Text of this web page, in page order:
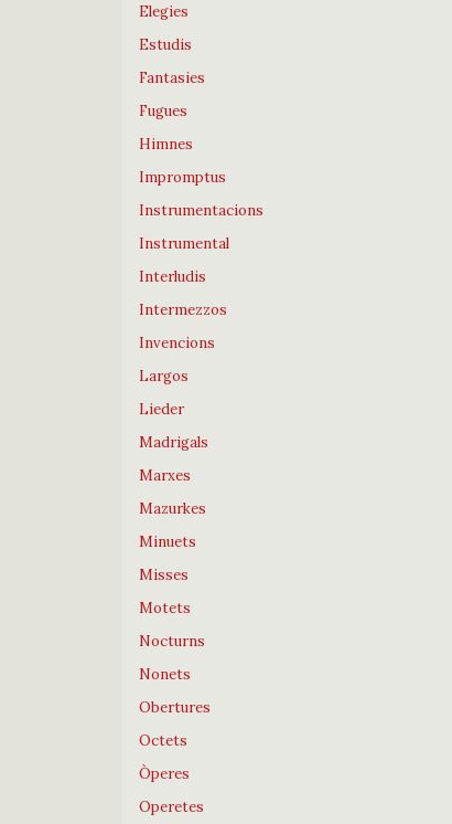
Elegies
Estudis
Fantasies
Fugues
Himnes
Impromptus
Instrumentacions
Instrumental
Interludis
Intermezzos
Invencions
Largos
Lieder
Madrigals
Marxes
Mazurkes
Minuets
Misses
Motets
Nocturns
Nonets
Obertures
Octets
Òperes
Operetes